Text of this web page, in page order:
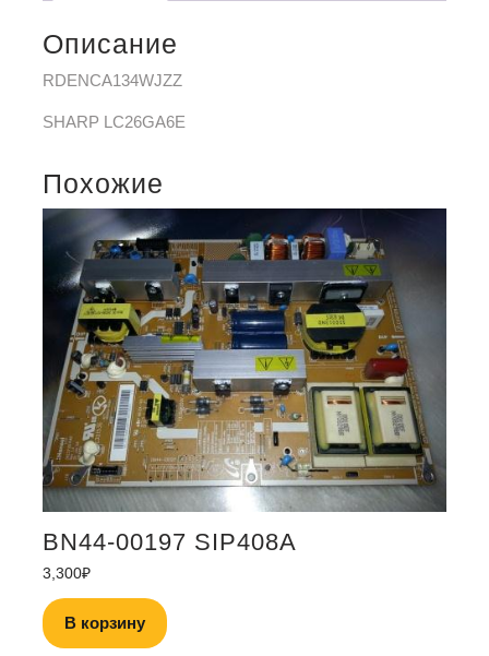
Описание
RDENCA134WJZZ
SHARP LC26GA6E
Похожие
BN44-00197 SIP408A
3,300₽
В корзину